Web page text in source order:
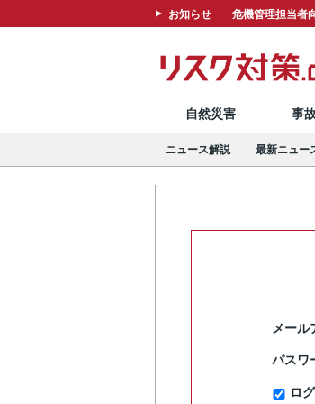
お知らせ 危機管理担当者
自然災害 事
ニュース解説 最新ニュー
メール
パス
ロ